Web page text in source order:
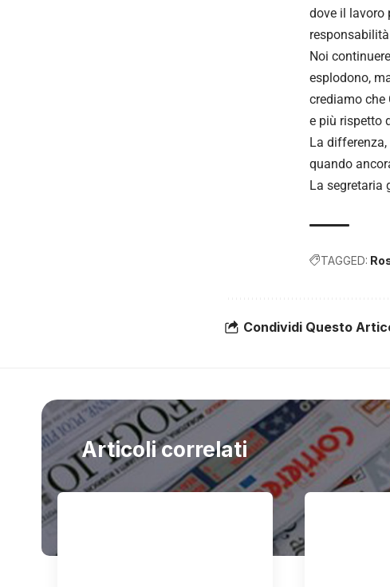
dove il lavoro
Noi
esplodono,
crediamo che
e più rispetto
La
quando
La segretaria
TAGGED:
Condividi Questo
Articoli correlati